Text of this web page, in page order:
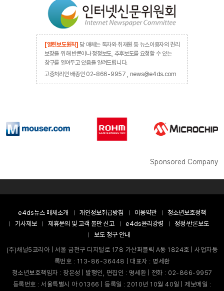
[열린보도원칙] 당 매체는 독자와 취재원 등 뉴스이용자의 권리
보장을 위해 반론이나 정정보도, 추후보도를 요청할 수 있는
창구를 열어두고 있음을 알려드립니다.
고충처리인 배종인 02-866-9957 , news@e4ds.com
Sponsored Company
e4ds뉴스 매체소개 개인정보취급방침 이용약관
청소년보호정책
기사제보
제휴문의 및 고객 불만 신고 e4ds윤리강령
정정·반론보도
보도 청구 안내
(주)채널5코리아 | 서울 금천구 디지털로 178 가산퍼블릭 A동 1824호 | 사업자등
록번호 : 113-86-36448 | 대표자 : 명세환
청소년보호책임자 : 장은성 | 발행인, 편집인 : 명세환 | 전화 : 02-866-9957
등록번호 : 서울특별시 아 01366 | 등록일 : 2010년 10월 40일 | 제보메일 :